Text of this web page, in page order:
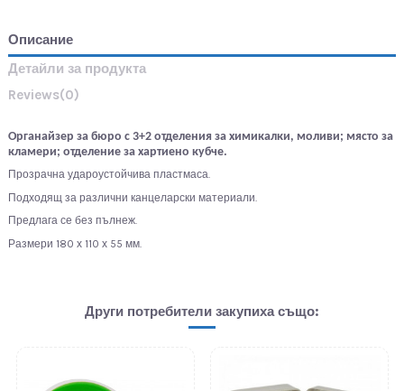
Описание
Детайли за продукта
Reviews(0)
Органайзер за бюро с 3+2 отделения за химикалки, моливи; място за
кламери; отделение за хартиено кубче.
Прозрачна удароустойчива пластмаса.
Подходящ за различни канцеларски материали.
Предлага се без пълнеж.
Размери 180 х 110 х 55 мм.
Други потребители закупиха също: